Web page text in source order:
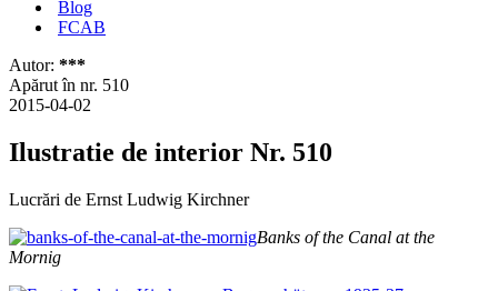
Blog
FCAB
Autor: ***
Apărut în nr. 510
2015-04-02
Ilustratie de interior Nr. 510
Lucrări de Ernst Ludwig Kirchner
Banks of the Canal at the
Mornig